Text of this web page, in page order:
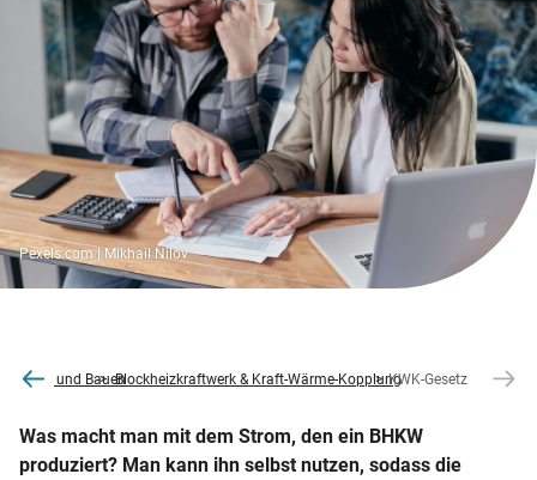
Pexels.com | Mikhail Nilov
und BauenBlockheizkraftwerk & Kraft-Wärme-KopplungKWK-Gesetz
Was macht man mit dem Strom, den ein BHKW
produziert? Man kann ihn selbst nutzen, sodass die